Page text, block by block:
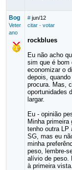
Bog
Veter
ano
# jun/12
citar· votar
rockblues
Eu não acho
sim que é bom
economizar o
depois,
procura. Mas,
oportunidades
largar.
Eu - opinião
Minha primeira
tenho outra LP
SG, mas eu
minha
peso, lembre-
alívio de peso.
à primeira vista.